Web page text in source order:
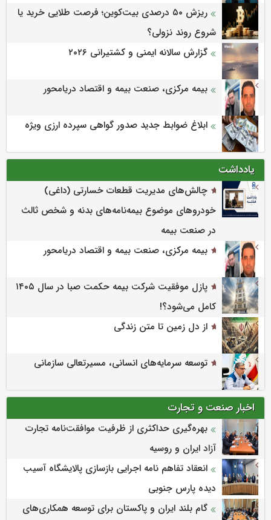
ریزش ۵۰ درصدی بیت‌کوین؛ فرصت طلایی خرید یا
شروع روند نزولی؟
گزارش سالانه ایمنی و كشتیرانی ۲۰۲۶
بیمه مرکزی، صنعت بیمه و اقتصاد دریامحور
ابلاغ ضوابط جدید صدور گواهی سپرده ارزی ویژه
یادداشت
چالش‌های مدیریت قطعات خسارتی (داغی)
خودروهای موضوع بیمه‌نامه‌های بدنه و شخص ثالث
در صنعت بیمه
بیمه مرکزی، صنعت بیمه و اقتصاد دریامحور
پازل موفقیت شرکت بیمه حکمت صبا در سال ۱۴۰۵
کامل می‌شود؟!
از دل زمین تا متن زندگی
توسعه سرمایه‌های انسانی، مسیرتعالی سازمانی
اخبار صنعت و تجارت
بهره‌گیری حداکثری از ظرفیت موافقت‌نامه تجارت
آزاد ایران و روسیه
انعقاد تفاهم نامه اجرایی بازسازی پالایشگاه آسیب
دیده پارس جنوبی
گام بلند ایران و پاکستان برای توسعه همکاری‌های